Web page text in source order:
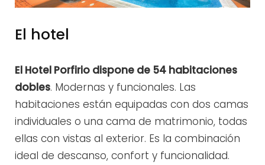
El hotel
El Hotel Porfirio dispone de 54 habitaciones
dobles. Modernas y funcionales. Las
habitaciones están equipadas con dos camas
individuales o una cama de matrimonio, todas
ellas con vistas al exterior. Es la combinación
ideal de descanso, confort y funcionalidad.